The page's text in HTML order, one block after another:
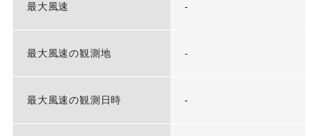
最大風速 -
最大風速の観測地 -
最大風速の観測日時 -